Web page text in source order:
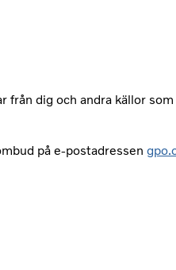
från dig och andra källor
på e-postadressen